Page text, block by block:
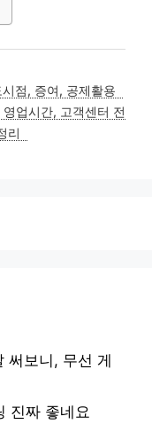
점, 증여, 공제활용
업시간, 고객센터 전
리
써보니, 무선 게
진짜 좋네요